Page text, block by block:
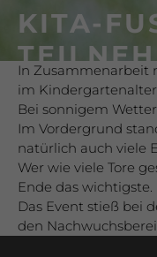
KITA-
In Zusammenarbeit
im
Bei sonnigem
Im Vordergrund
natürlich auch viele
Wer wie viele Tore
Ende das wichtigste.
Das Event stieß bei
den